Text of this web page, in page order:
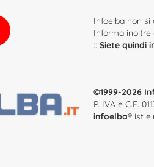
Instagram
su YouTube
Infoelba non
Informa inoltre
:: Siete quindi
©1999-2026
P. IVA e C.F.
infoelba® ist